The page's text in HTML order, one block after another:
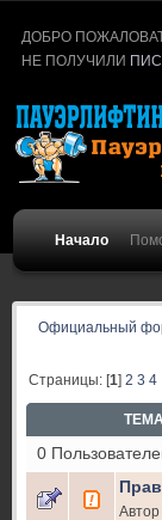
ДОБРО
НЕ ПОЛУЧИЛИ
Начало
Официальный
Страницы: [1]2 3 4
0
Автор